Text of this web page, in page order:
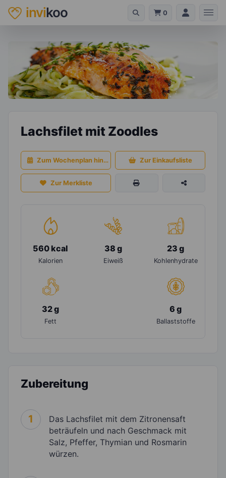
invikoo 0
Lachsfilet mit Zoodles
Zum Wochenplan hinzufügen Zur Einkaufsliste
Zur Merkliste
560 kcal
Kalorien
38 g
Eiweiß
23 g
Kohlenhydrate
32 g
Fett
6 g
Ballaststoffe
Zubereitung
1
Das Lachsfilet mit dem Zitronensaft
beträufeln und nach Geschmack mit
Salz, Pfeffer, Thymian und Rosmarin
würzen.